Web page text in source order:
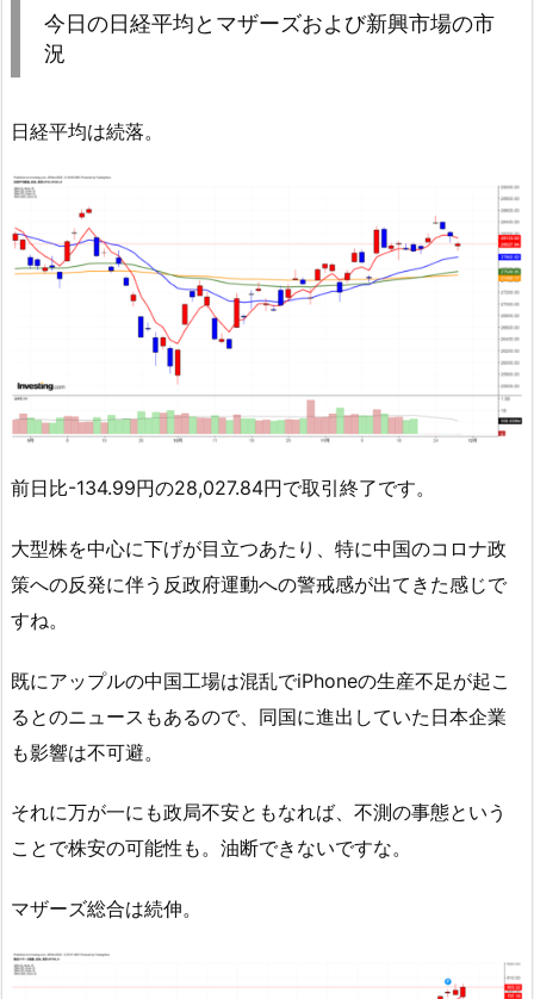
今日の日経平均とマザーズおよび新興市場の市
況
日経平均は続落。
前日比-134.99円の28,027.84円で取引終了です。
大型株を中心に下げが目立つあたり、特に中国のコロナ政
策への反発に伴う反政府運動への警戒感が出てきた感じで
すね。
既にアップルの中国工場は混乱でiPhoneの生産不足が起こ
るとのニュースもあるので、同国に進出していた日本企業
も影響は不可避。
それに万が一にも政局不安ともなれば、不測の事態という
ことで株安の可能性も。油断できないですな。
マザーズ総合は続伸。